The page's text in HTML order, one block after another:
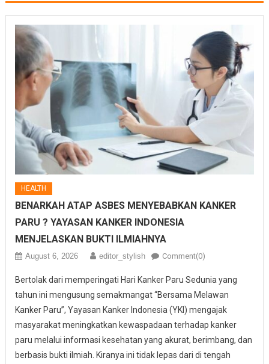
HEALTH
BENARKAH ATAP ASBES MENYEBABKAN KANKER
PARU ? YAYASAN KANKER INDONESIA
MENJELASKAN BUKTI ILMIAHNYA
August 6, 2026 editor_stylish Comment(0)
Bertolak dari memperingati Hari Kanker Paru Sedunia yang
tahun ini mengusung semakmangat “Bersama Melawan
Kanker Paru”, Yayasan Kanker Indonesia (YKI) mengajak
masyarakat meningkatkan kewaspadaan terhadap kanker
paru melalui informasi kesehatan yang akurat, berimbang, dan
berbasis bukti ilmiah. Kiranya ini tidak lepas dari di tengah